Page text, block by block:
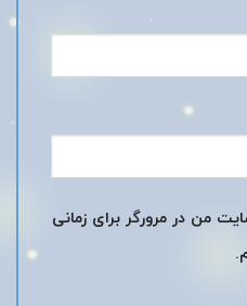
من در مرورگر برای زمانی